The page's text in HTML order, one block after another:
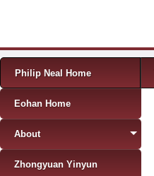
Menu
Skip to content
Philip Neal Home
Eohan Home
About
Zhongyuan Yinyun